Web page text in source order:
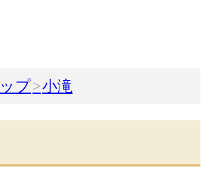
プ 小滝